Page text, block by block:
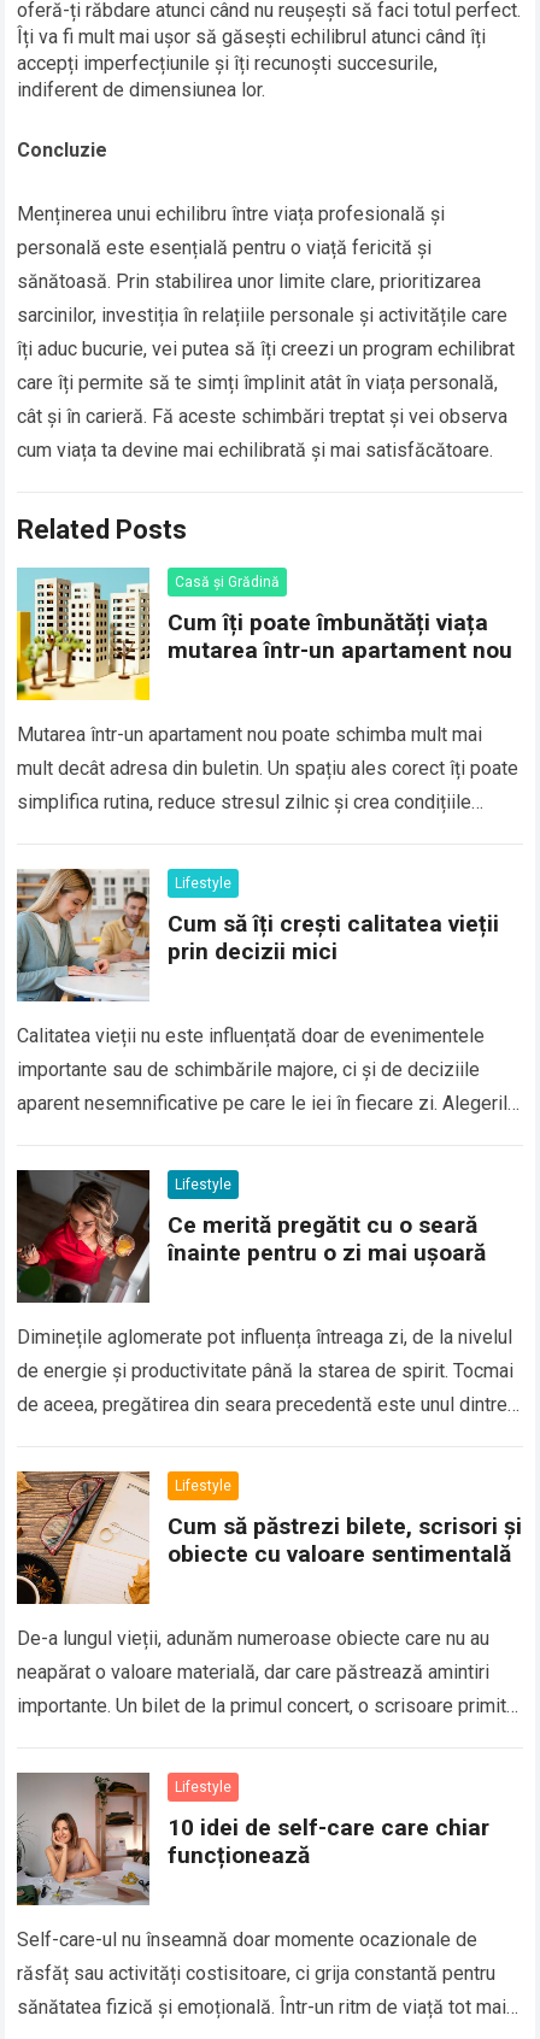
oferă-ți răbdare atunci când nu reușești să faci totul perfect.
Îți va fi mult mai ușor să găsești echilibrul atunci când îți
accepți imperfecțiunile și îți recunoști succesurile,
indiferent de dimensiunea lor.
Concluzie
Menținerea unui echilibru între viața profesională și
personală este esențială pentru o viață fericită și
sănătoasă. Prin stabilirea unor limite clare, prioritizarea
sarcinilor, investiția în relațiile personale și activitățile care
îți aduc bucurie, vei putea să îți creezi un program echilibrat
care îți permite să te simți împlinit atât în viața personală,
cât și în carieră. Fă aceste schimbări treptat și vei observa
cum viața ta devine mai echilibrată și mai satisfăcătoare.
Related Posts
Casă și Grădină
Cum îți poate îmbunătăți viața
mutarea într-un apartament nou
Mutarea într-un apartament nou poate schimba mult mai
mult decât adresa din buletin. Un spațiu ales corect îți poate
simplifica rutina, reduce stresul zilnic și crea condițiile
Lifestyle
Cum să îți crești calitatea vieții
prin decizii mici
Calitatea vieții nu este influențată doar de evenimentele
importante sau de schimbările majore, ci și de deciziile
aparent nesemnificative pe care le iei în fiecare zi. Alegerile
Lifestyle
Ce merită pregătit cu o seară
înainte pentru o zi mai ușoară
Diminețile aglomerate pot influența întreaga zi, de la nivelul
de energie și productivitate până la starea de spirit. Tocmai
de aceea, pregătirea din seara precedentă este unul dintre
Lifestyle
Cum să păstrezi bilete, scrisori și
obiecte cu valoare sentimentală
De-a lungul vieții, adunăm numeroase obiecte care nu au
neapărat o valoare materială, dar care păstrează amintiri
importante. Un bilet de la primul concert, o scrisoare primită
Lifestyle
10 idei de self-care care chiar
funcționează
Self-care-ul nu înseamnă doar momente ocazionale de
răsfăț sau activități costisitoare, ci grija constantă pentru
sănătatea fizică și emoțională. Într-un ritm de viață tot mai